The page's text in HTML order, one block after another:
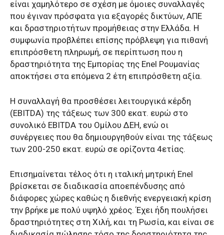
είναι χαμηλότερο σε σχέση με όμοιες συναλλαγές
που έγιναν πρόσφατα για εξαγορές δικτύων, ΑΠΕ
και δραστηριοτήτων προμήθειας στην Ελλάδα. Η
συμφωνία προβλέπει επίσης πρόβλεψη για πιθανή
επιπρόσθετη πληρωμή, σε περίπτωση που η
δραστηριότητα της Εμπορίας της Enel Ρουμανίας
αποκτήσει στα επόμενα 2 έτη επιπρόσθετη αξία.
Η συναλλαγή θα προσθέσει λειτουργικά κέρδη
(EBITDA) της τάξεως των 300 εκατ. ευρώ στο
συνολικό EBITDA του Ομίλου ΔΕΗ, ενώ οι
συνέργειες που θα δημιουργηθούν είναι της τάξεως
των 200-250 εκατ. ευρώ σε ορίζοντα 4ετίας.
Επισημαίνεται τέλος ότι η ιταλική μητρική Enel
βρίσκεται σε διαδικασία αποεπένδυσης από
διάφορες χώρες καθώς η διεθνής ενεργειακή κρίση
την βρήκε με πολύ υψηλό χρέος. Έχει ήδη πουλήσει
δραστηριότητες στη Χιλή, και τη Ρωσία, και είναι σε